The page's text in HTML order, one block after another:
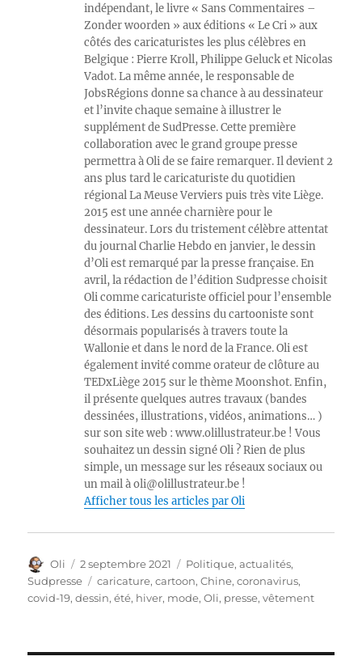
indépendant, le livre « Sans Commentaires –
Zonder woorden » aux éditions « Le Cri » aux
côtés des caricaturistes les plus célèbres en
Belgique : Pierre Kroll, Philippe Geluck et Nicolas
Vadot. La même année, le responsable de
JobsRégions donne sa chance à au dessinateur
et l’invite chaque semaine à illustrer le
supplément de SudPresse. Cette première
collaboration avec le grand groupe presse
permettra à Oli de se faire remarquer. Il devient 2
ans plus tard le caricaturiste du quotidien
régional La Meuse Verviers puis très vite Liège.
2015 est une année charnière pour le
dessinateur. Lors du tristement célèbre attentat
du journal Charlie Hebdo en janvier, le dessin
d’Oli est remarqué par la presse française. En
avril, la rédaction de l’édition Sudpresse choisit
Oli comme caricaturiste officiel pour l’ensemble
des éditions. Les dessins du cartooniste sont
désormais popularisés à travers toute la
Wallonie et dans le nord de la France. Oli est
également invité comme orateur de clôture au
TEDxLiège 2015 sur le thème Moonshot. Enfin,
il présente quelques autres travaux (bandes
dessinées, illustrations, vidéos, animations… )
sur son site web : www.olillustrateur.be ! Vous
souhaitez un dessin signé Oli ? Rien de plus
simple, un message sur les réseaux sociaux ou
un mail à oli@olillustrateur.be !
Afficher tous les articles par Oli
Auteur
Oli
Publié
le
2 septembre 2021 Catégories
Politique, actualités,
Sudpresse
Étiquettes
caricature,cartoon,Chine,coronavirus,
covid-19,dessin,été, hiver, mode,Oli, presse,vêtement